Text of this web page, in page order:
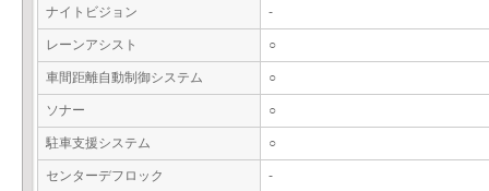
ナイトビジョン -
レーンアシスト ○
車間距離自動制御システム ○
ソナー ○
駐車支援システム ○
センターデフロック -